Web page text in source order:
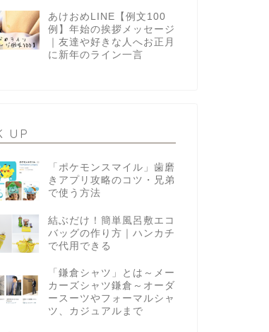
あけおめLINE【例文100
例】年始の挨拶メッセージ
｜友達や好きな人へお正月
に新年のライン一言
UP
「ポケモンスマイル」歯磨
きアプリ攻略のコツ・兄弟
で使う方法
結ぶだけ！簡単風呂敷エコ
バッグの作り方｜ハンカチ
で代用できる
「鎌倉シャツ」とは～メー
カーズシャツ鎌倉～オーダ
ースーツやフォーマルシャ
ツ、カジュアルまで